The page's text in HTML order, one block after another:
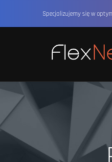
Specjalizujemy się w